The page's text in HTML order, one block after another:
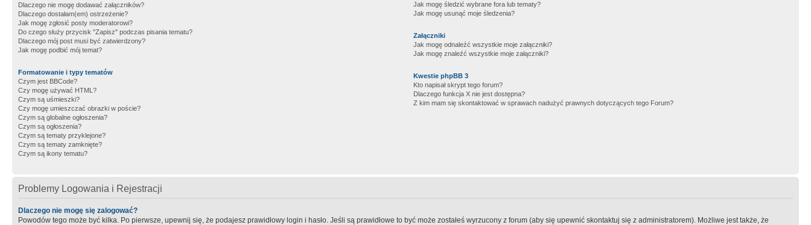
Dlaczego nie mogę dodawać załączników?
Dlaczego dostałam(em) ostrzeżenie?
Jak mogę zgłosić posty moderatorowi?
Do czego służy przycisk "Zapisz" podczas pisania tematu?
Dlaczego mój post musi być zatwierdzony?
Jak mogę podbić mój temat?
Formatowanie i typy tematów
Czym jest BBCode?
Czy mogę używać HTML?
Czym są uśmieszki?
Czy mogę umieszczać obrazki w poście?
Czym są globalne ogłoszenia?
Czym są ogłoszenia?
Czym są tematy przyklejone?
Czym są tematy zamknięte?
Czym są ikony tematu?
Jak mogę śledzić wybrane fora lub tematy?
Jak mogę usunąć moje śledzenia?
Załączniki
Jak mogę odnaleźć wszystkie moje załączniki?
Jak mogę znaleźć wszystkie moje załączniki?
Kwestie phpBB 3
Kto napisał skrypt tego forum?
Dlaczego funkcja X nie jest dostępna?
Z kim mam się skontaktować w sprawach nadużyć prawnych dotyczących tego Forum?
Problemy Logowania i Rejestracji
Dlaczego nie mogę się zalogować?
Powodów tego może być kilka. Po pierwsze, upewnij się, że podajesz prawidłowy login i hasło. Jeśli są prawidłowe to być może zostałeś wyrzucony z forum (aby się upewnić skontaktuj się z administratorem). Możliwe jest także, że